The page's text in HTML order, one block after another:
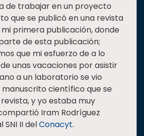
de trabajar en un proyecto
que se publicó en una revista
primera publicación, donde
de esta publicación;
que mi esfuerzo de a lo
unas vacaciones por asistir
a un laboratorio se vio
manuscrito científico que se
y yo estaba muy
Iram Rodríguez
SNI II delConacyt.